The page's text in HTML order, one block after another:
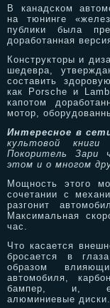
В канадском
на тюнинге
публики была
доработанная
Конструкторы и
шедевра,
составить
как Porsche и
капотом
мотор,
Интересное в
культовой
Покоритель Зари
этом и о многом
Мощность этого
сочетании с
разгонит
Максимальная
час.
Что касается
бросается в
образом
автомобиля,
бампер, и,
алюминиевые диски.